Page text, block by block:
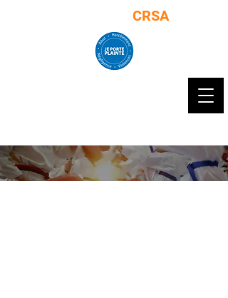
CRSA